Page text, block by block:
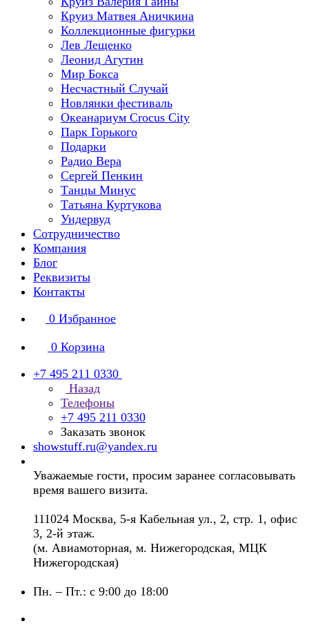
Круиз Матвея Аничкина
Коллекционные фигурки
Лев Лещенко
Леонид Агутин
Мир Бокса
Несчастный Случай
Новлянки фестиваль
Океанариум Crocus City
Парк Горького
Подарки
Радио Вера
Сергей Пенкин
Танцы Минус
Татьяна Куртукова
Ундервуд
Сотрудничество
Компания
Блог
Реквизиты
Контакты
0 Избранное
0 Корзина
+7 495 211 0330
Назад
Телефоны
+7 495 211 0330
Заказать звонок
showstuff.ru@yandex.ru
Уважаемые гости, просим заранее согласовывать
время вашего визита.
111024 Москва, 5-я Кабельная ул., 2, стр. 1, офис
3, 2-й этаж.
(м. Авиамоторная, м. Нижегородская, МЦК
Нижегородская)
Пн. – Пт.: с 9:00 до 18:00